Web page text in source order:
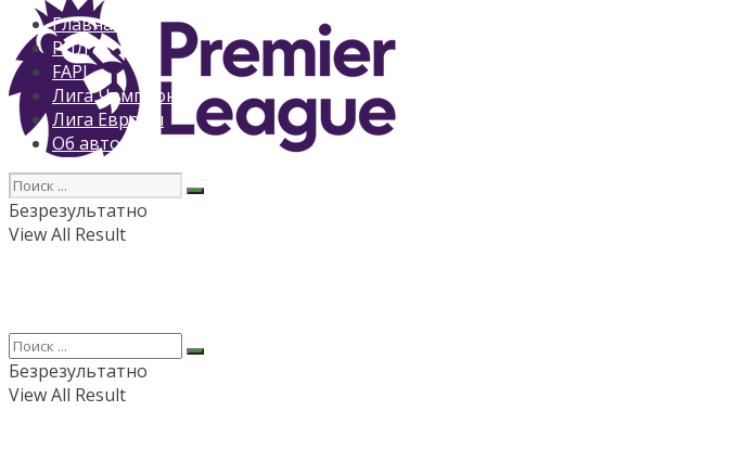
Главная
РПЛ
FAPL
Лига Чемпионов
Лига Европы
Об авторе
Безрезультатно
View All Result
Безрезультатно
View All Result